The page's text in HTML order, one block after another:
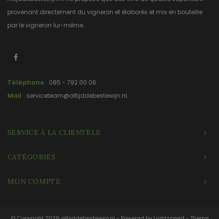
provenant directement du vigneron et élaborés et mis en bouteille
par le vigneron lui-même.
Téléphone
085 - 792 00 06
Mail
serviceteam@altijddebestewijn.nl
SERVICE À LA CLIENTÈLE
CATÉGORIES
MON COMPTE